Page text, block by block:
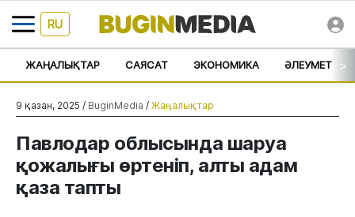
RU
ЖАҢАЛЫҚТАР САЯСАТ ЭКОНОМИКА ӘЛЕУМЕТ >
9 қазан, 2025 / BuginMedia / Жаңалықтар
Павлодар облысында шаруа
қожалығы өртеніп, алты адам
қаза тапты